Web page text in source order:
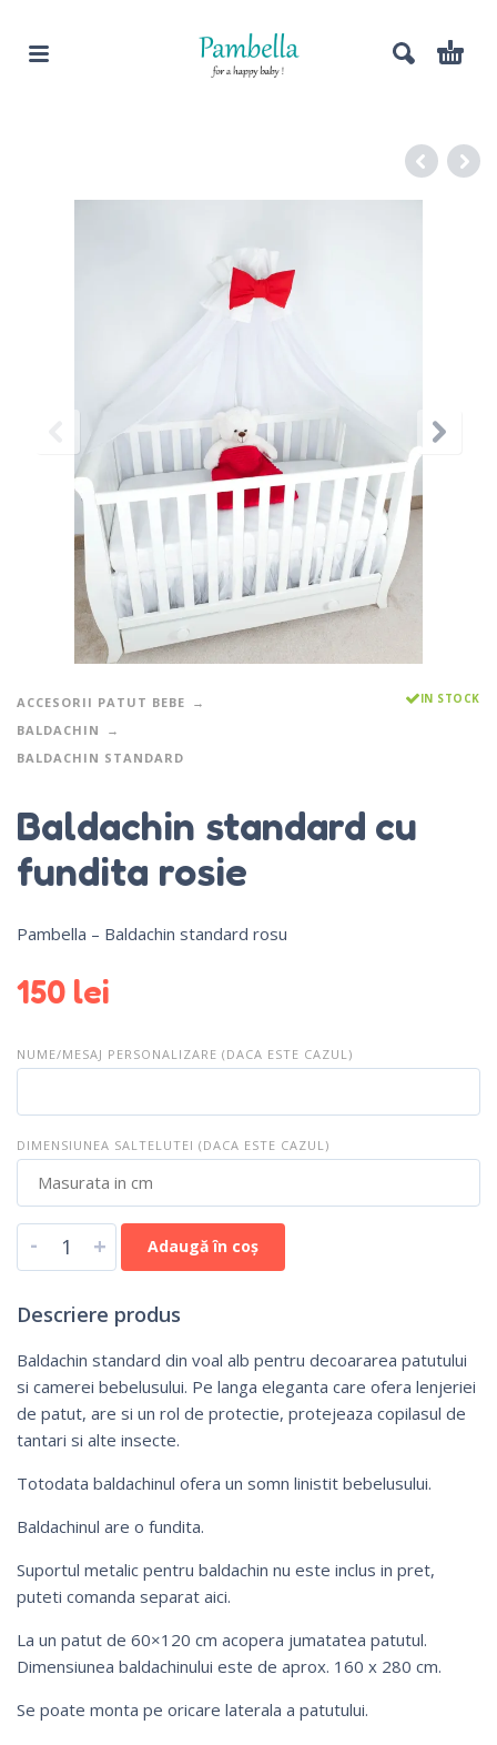
ACCESORII PATUT BEBE
BALDACHIN
BALDACHIN STANDARD
IN STOCK
Baldachin standard cu
fundita rosie
Pambella – Baldachin standard rosu
150 lei
NUME/MESAJ PERSONALIZARE (DACA ESTE CAZUL)
DIMENSIUNEA SALTELUTEI (DACA ESTE CAZUL)
- + Adaugă în coș
Descriere produs
Baldachin standard din voal alb pentru decoararea patutului
si camerei bebelusului. Pe langa eleganta care ofera lenjeriei
de patut, are si un rol de protectie, protejeaza copilasul de
tantari si alte insecte.
Totodata baldachinul ofera un somn linistit bebelusului.
Baldachinul are o fundita.
Suportul metalic pentru baldachin nu este inclus in pret,
puteti comanda separat aici.
La un patut de 60×120 cm acopera jumatatea patutul.
Dimensiunea baldachinului este de aprox. 160 x 280 cm.
Se poate monta pe oricare laterala a patutului.